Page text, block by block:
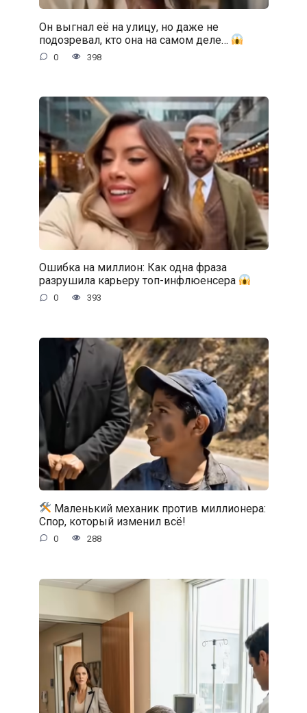
Он выгнал её на улицу, но даже не
подозревал, кто она на самом деле…
0 398
Ошибка на миллион: Как одна фраза
разрушила карьеру топ-инфлюенсера
0 393
Маленький механик против миллионера:
Спор, который изменил всё!
0 288